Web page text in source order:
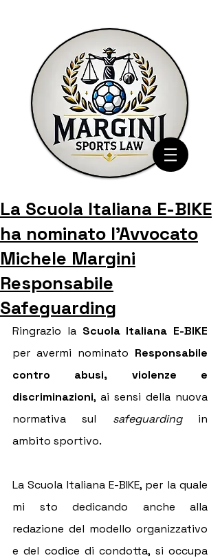
La Scuola Italiana E-BIKE
ha nominato l’Avvocato
Michele Margini
Responsabile
Safeguarding
Ringrazio la Scuola Italiana E-BIKE
per avermi nominato Responsabile
contro abusi, violenze e
discriminazioni, ai sensi della nuova
normativa sul safeguarding in
ambito sportivo.
La Scuola Italiana E-BIKE, per la quale
mi sto dedicando anche alla
redazione del modello organizzativo
e del codice di condotta, si occupa